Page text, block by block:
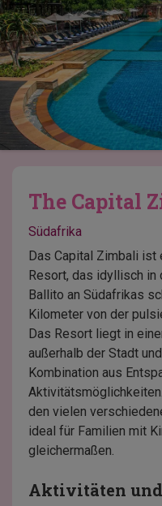
The Capital
Südafrika
Das Capital Zimbali
Resort, das idyllisch in
Ballito an Südafrikas
Kilometer von der
Das Resort liegt in
außerhalb der Stadt
Kombination aus
den vielen
ideal für Familien mit
gleichermaßen.
Aktivitäten